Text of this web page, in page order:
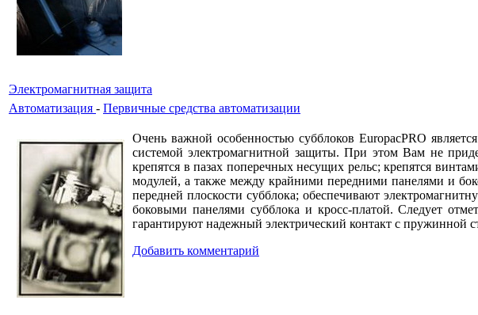
Электромагнитная защита
Автоматизация - Первичные средства автоматизации
Очень важной особенностью субблоков EuropacPRO
системой электромагнитной защиты. При этом Вам не
крепятся в пазах поперечных несущих рельс; крепятся
модулей, а также между крайними передними панелями и
передней плоскости субблока; обеспечивают
боковыми панелями субблока и кросс-платой. Следует
гарантируют надежный электрический контакт с пружинной
Добавить комментарий